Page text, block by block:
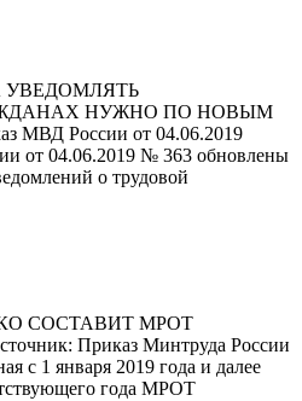
УВЕДОМЛЯТЬ
НУЖНО ПО НОВЫМ
МВД России от 04.06.2019
от 04.06.2019 № 363 обновлены
о трудовой
СОСТАВИТ МРОТ
Приказ Минтруда России
с 1 января 2019 года и далее
года МРОТ